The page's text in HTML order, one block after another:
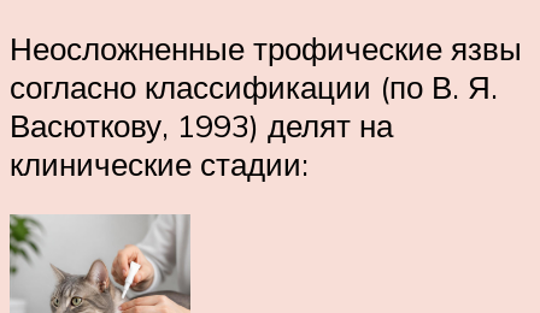
Неосложненные трофические язвы
согласно классификации (по В. Я.
Васюткову, 1993) делят на
клинические стадии: